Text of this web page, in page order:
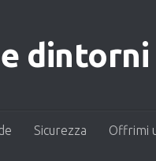
dintorni
Sicurezza Offrimi